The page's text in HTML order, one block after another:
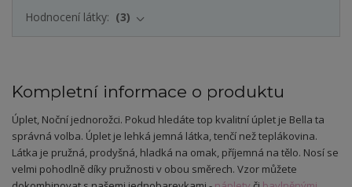
Hodnocení látky:
3
Kompletní informace o produktu
Úplet, Noční jednorožci. Pokud hledáte top kvalitní úplet je Bella ta
správná volba. Úplet je lehká jemná látka, tenčí než teplákovina.
Látka je pružná, prodyšná, hladká na omak, příjemná na tělo. Nosí se
velmi pohodlně díky pružnosti v obou směrech. Vzor můžete